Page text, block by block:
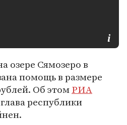
озере Сямозеро в
помощь в размере
Об этомРИА
республики